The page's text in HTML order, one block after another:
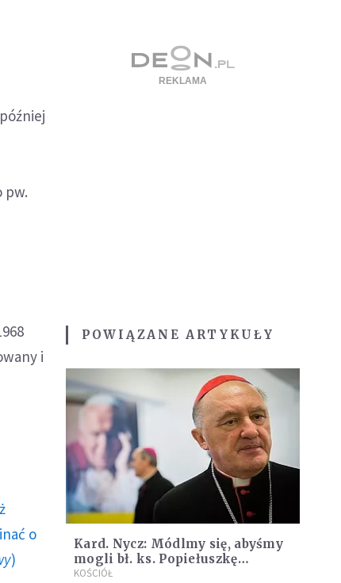
pw.
i
o
)
POWIĄZANE ARTYKUŁY
Kard. Nycz: Módlmy się, abyśmy
mogli bł. ks. Popiełuszkę
nazywać świętym
KOŚCIÓŁ